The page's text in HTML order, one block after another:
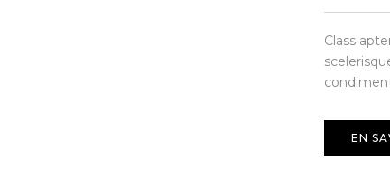
Class
EN